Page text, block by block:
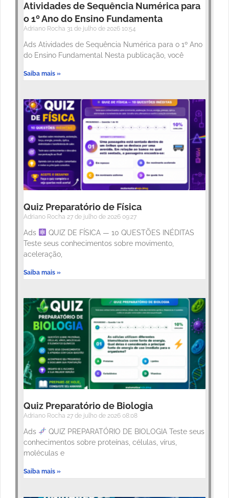
Atividades de Sequência Numérica para
o 1º Ano do Ensino Fundamenta
Adriano Rocha 31 de julho de 2026 10:54
Ads Atividades de Sequência Numérica para o 1º Ano
do Ensino Fundamental Nesta publicação, você
Saiba mais »
Quiz Preparatório de Física
Adriano Rocha 27 de julho de 2026 09:27
Ads
QUIZ DE FÍSICA — 10 QUESTÕES INÉDITAS
Teste seus conhecimentos sobre movimento,
aceleração,
Saiba mais »
Quiz Preparatório de Biologia
Adriano Rocha 27 de julho de 2026 08:08
Ads
QUIZ PREPARATÓRIO DE BIOLOGIA Teste seus
conhecimentos sobre proteínas, células, vírus,
moléculas e
Saiba mais »